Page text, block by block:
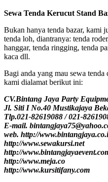
Sewa Tenda Kerucut Stand
Bukan hanya tenda bazar, kami
tenda loh, diantranya: tenda
hanggar, tenda ringging, tenda
kaca dll.
Bagi anda yang mau sewa
kami dialamat berikut ini:
CV.Bintang Jaya Party
Jl. Siti I No.40 Mustikajaya
Tlp.021-82619088 / 021-
E-mail.
web. http://
http://www.sewakursi.net
http://
http://www.meja.co
http://www.kursitifany.com